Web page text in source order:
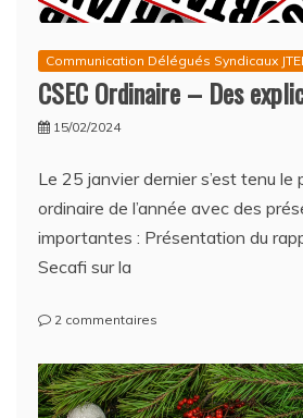
Communication Délégués Syndicaux
CSEC Ordinaire – Des
15/02/2024
Le 25 janvier dernier s’est tenu le
ordinaire de l’année avec des
importantes : Présentation du
Secafi sur la
2 commentaires
Ordinaire
–
Des